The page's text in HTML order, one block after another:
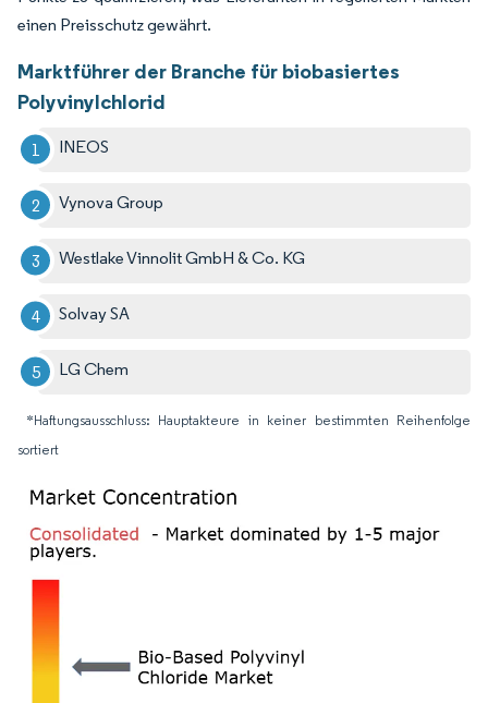
einen Preisschutz gewährt.
Marktführer der Branche für biobasiertes
Polyvinylchlorid
INEOS
Vynova Group
Westlake Vinnolit GmbH & Co. KG
Solvay SA
LG Chem
*Haftungsausschluss: Hauptakteure in keiner bestimmten Reihenfolge
sortiert